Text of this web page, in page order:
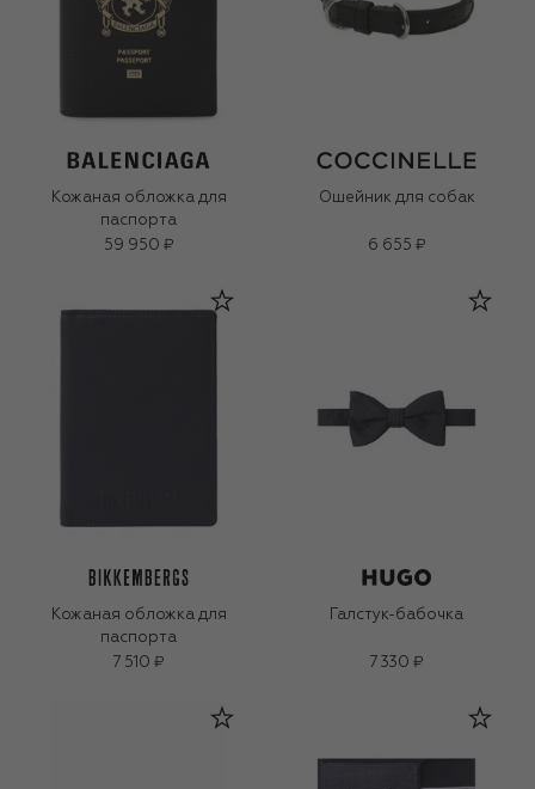
Кожаная обложка для
паспорта
59 950 ₽
Ошейник для собак
6 655 ₽
Кожаная обложка для
паспорта
7 510 ₽
Галстук-бабочка
7 330 ₽